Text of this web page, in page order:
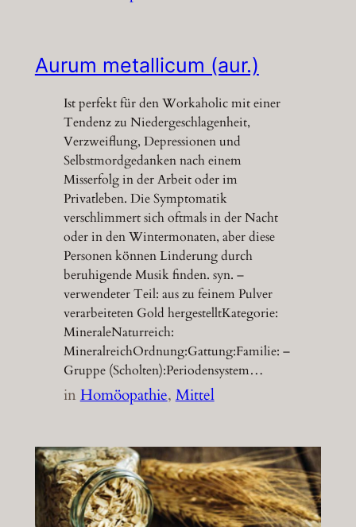
Aurum metallicum (aur.)
Ist perfekt für den Workaholic mit einer
Tendenz zu Niedergeschlagenheit,
Verzweiflung, Depressionen und
Selbstmordgedanken nach einem
Misserfolg in der Arbeit oder im
Privatleben. Die Symptomatik
verschlimmert sich oftmals in der Nacht
oder in den Wintermonaten, aber diese
Personen können Linderung durch
beruhigende Musik finden. syn. –
verwendeter Teil: aus zu feinem Pulver
verarbeiteten Gold hergestelltKategorie:
MineraleNaturreich:
MineralreichOrdnung:Gattung:Familie: –
Gruppe (Scholten):Periodensystem…
inHomöopathie, Mittel